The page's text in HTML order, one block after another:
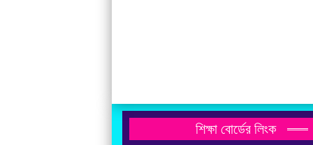
শিক্ষা বোর্ডের লিংক